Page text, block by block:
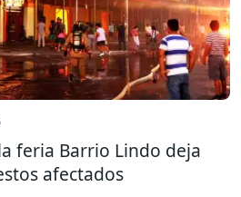
feria Barrio Lindo deja
afectados